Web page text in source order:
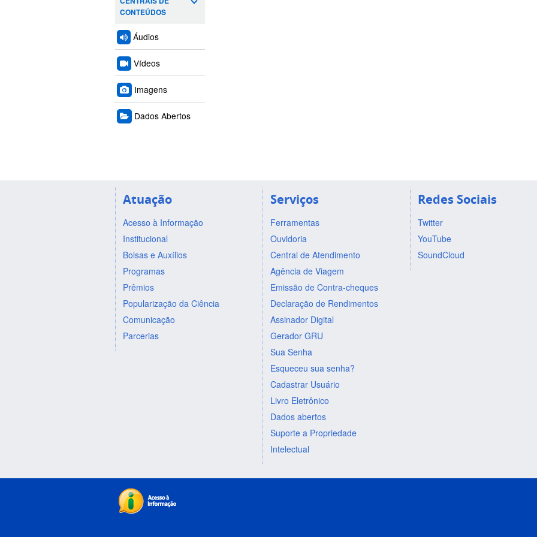
CONTEÚDOS
Áudios
Vídeos
Imagens
Dados Abertos
Atuação
Acesso à Informação
Institucional
Bolsas e Auxílios
Programas
Prêmios
Popularização da Ciência
Comunicação
Parcerias
Serviços
Ferramentas
Ouvidoria
Central de Atendimento
Agência de Viagem
Emissão de Contra-cheques
Declaração de Rendimentos
Assinador Digital
Gerador GRU
Sua Senha
Esqueceu sua senha?
Cadastrar Usuário
Livro Eletrônico
Dados abertos
Suporte a Propriedade
Intelectual
Redes Sociais
Twitter
YouTube
SoundCloud